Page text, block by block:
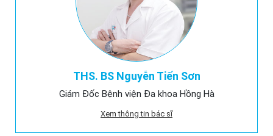
THS. BS Nguyễn Tiến Sơn
Giám Đốc Bệnh viện Đa khoa Hồng Hà
Xem thông tin bác sĩ